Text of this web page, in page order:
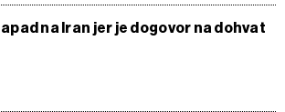
na Iran jer je dogovor na dohvat